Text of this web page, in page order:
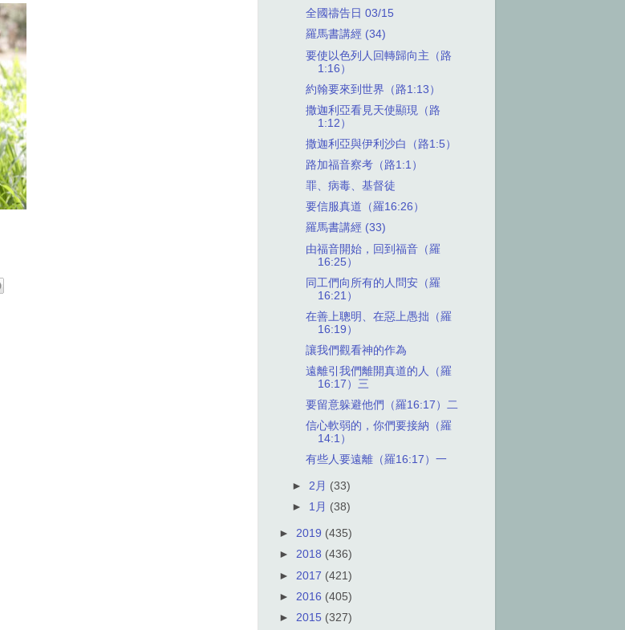
全國禱告日 03/15
羅馬書講經 (34)
要使以色列人回轉歸向主（路
1:16）
約翰要來到世界（路1:13）
撒迦利亞看見天使顯現（路
1:12）
撒迦利亞與伊利沙白（路1:5）
路加福音察考（路1:1）
罪、病毒、基督徒
要信服真道（羅16:26）
羅馬書講經 (33)
由福音開始，回到福音（羅
16:25）
同工們向所有的人問安（羅
16:21）
在善上聰明、在惡上愚拙（羅
16:19）
讓我們觀看神的作為
遠離引我們離開真道的人（羅
16:17）三
要留意躲避他們（羅16:17）二
信心軟弱的，你們要接納（羅
14:1）
有些人要遠離（羅16:17）一
►2月 (33)
► 1月 (38)
► 2019 (435)
► 2018 (436)
► 2017 (421)
► 2016 (405)
► 2015 (327)